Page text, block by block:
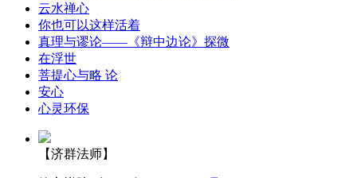
云水禅心
你也可以这样活着
真理与谬论——《辩中边论》探微
在浮世
菩提心与略 论
安心
心灵环保
【济群法师】